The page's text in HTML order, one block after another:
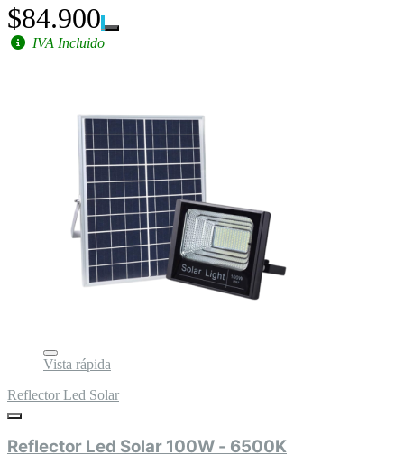
$84.900
IVA Incluido
Vista rápida
Reflector Led Solar
Reflector Led Solar 100W - 6500K